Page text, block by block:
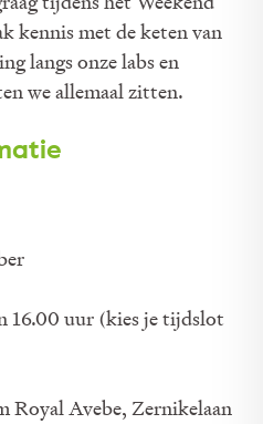
kennis met de keten van
langs onze labs en
we allemaal zitten.
16.00 uur (kies je tijdslot
Royal Avebe, Zernikelaan